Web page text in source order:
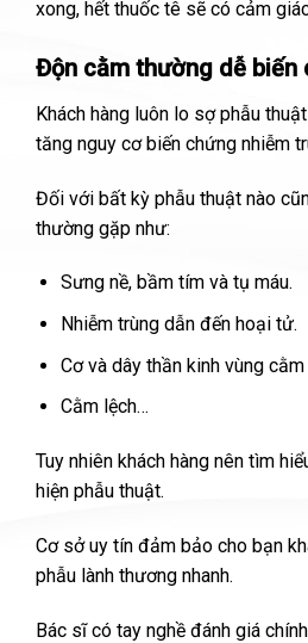
xong, hết thuốc tê sẽ có cảm
Độn cằm thường dễ biến
Khách hàng luôn lo sợ phẫu
tăng nguy cơ biến chứng nhiễm
Đối với bất kỳ phẫu thuật nào
thường gặp như:
Sưng nề, bầm tím và tụ máu.
Nhiễm trùng dẫn đến hoại tử.
Cơ và dây thần kinh vùng
Cằm lệch…
Tuy nhiên khách hàng nên tìm
hiện phẫu thuật.
Cơ sở uy tín đảm bảo cho bạn
phẫu lành thương nhanh.
Bác sĩ có tay nghề đánh giá